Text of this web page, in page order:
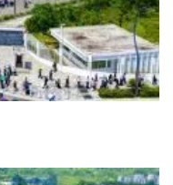
selama libur